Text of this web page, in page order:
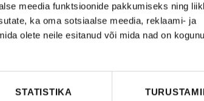
meedia funktsioonide pakkumiseks ning
ka oma sotsiaalse meedia, reklaami- ja
olete neile esitanud või mida nad on
STATISTIKA